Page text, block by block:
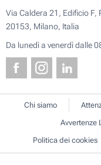
Via Caldera 21, Edificio F,
20153, Milano, Italia
Da lunedì a venerdì dalle
Chi siamo
Avvertenze
Politica dei cookies